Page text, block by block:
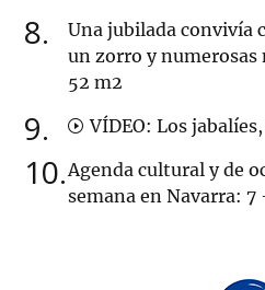
8
Una jubilada convivía
un zorro y numerosas
52 m2
9 VÍDEO: Los
10 Agenda cultural y de
semana en Navarra: 7